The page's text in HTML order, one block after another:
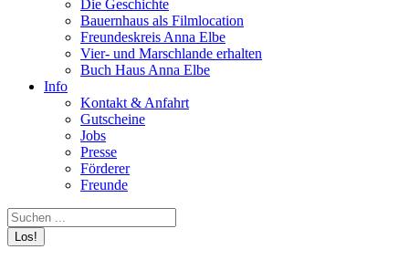
Die Geschichte
Bauernhaus als Filmlocation
Freundeskreis Anna Elbe
Vier- und Marschlande erhalten
Buch Haus Anna Elbe
Info
Kontakt & Anfahrt
Gutscheine
Jobs
Presse
Förderer
Freunde
Search: